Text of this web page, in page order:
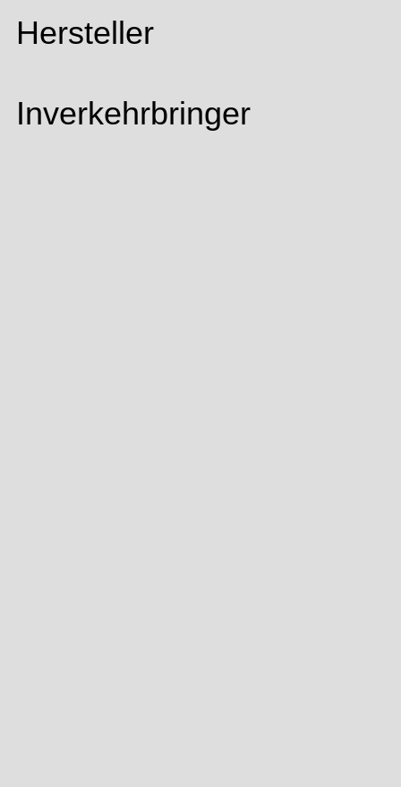
Hersteller
Inverkehrbringer